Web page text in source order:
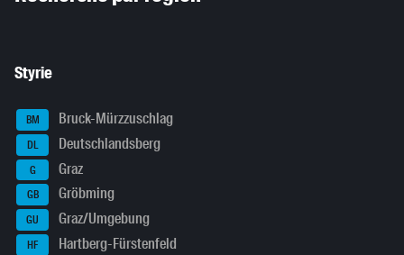
Styrie
BM Bruck-Mürzzuschlag
DL Deutschlandsberg
G Graz
GB Gröbming
GU Graz/Umgebung
HF Hartberg-Fürstenfeld